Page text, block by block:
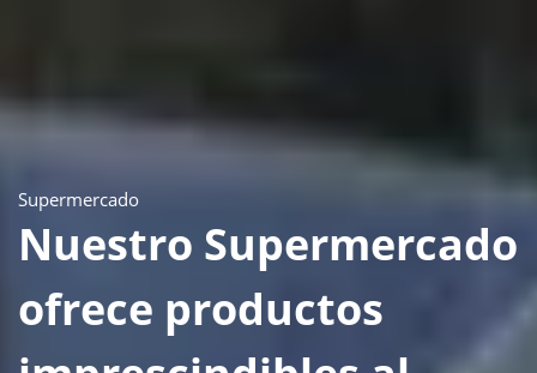
Supermercado
Nuestro Supermercado
ofrece productos